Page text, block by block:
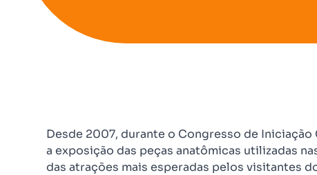
Desde 2007, durante o Congresso de
a exposição das peças anatômicas utilizadas
das atrações mais esperadas pelos visitantes